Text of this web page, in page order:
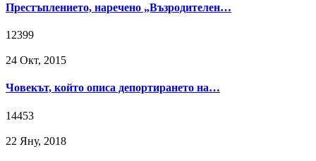
Престъплението, наречено „Възродителен…
12399
24 Окт, 2015
Човекът, който описа депортирането на…
14453
22 Яну, 2018